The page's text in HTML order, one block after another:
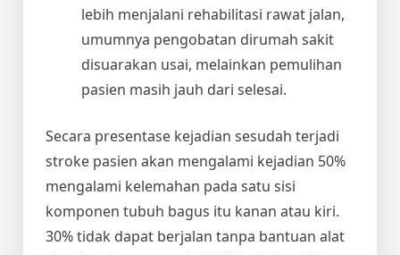
lebih menjalani rehabilitasi rawat jalan,
umumnya pengobatan dirumah sakit
disuarakan usai, melainkan pemulihan
pasien masih jauh dari selesai.
Secara presentase kejadian sesudah terjadi
stroke pasien akan mengalami kejadian 50%
mengalami kelemahan pada satu sisi
komponen tubuh bagus itu kanan atau kiri.
30% tidak dapat berjalan tanpa bantuan alat